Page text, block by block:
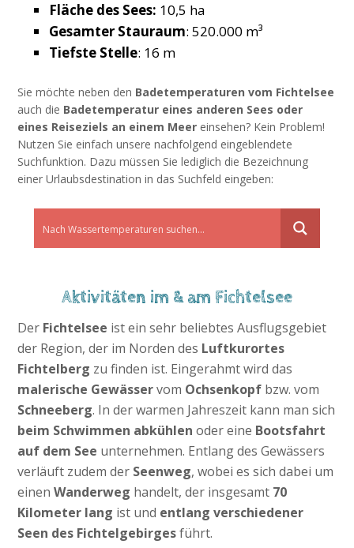
Fläche des Sees: 10,5 ha
Gesamter Stauraum: 520.000 m³
Tiefste Stelle: 16 m
Sie möchte neben den Badetemperaturen vom Fichtelsee
auch die Badetemperatur eines anderen Sees oder
eines Reiseziels an einem Meer einsehen? Kein Problem!
Nutzen Sie einfach unsere nachfolgend eingeblendete
Suchfunktion. Dazu müssen Sie lediglich die Bezeichnung
einer Urlaubsdestination in das Suchfeld eingeben:
Aktivitäten im & am Fichtelsee
Der Fichtelsee ist ein sehr beliebtes Ausflugsgebiet
der Region, der im Norden des Luftkurortes
Fichtelberg zu finden ist. Eingerahmt wird das
malerische Gewässervom Ochsenkopf bzw. vom
Schneeberg. In der warmen Jahreszeit kann man sich
beim Schwimmen abkühlen oder eine Bootsfahrt
auf dem See unternehmen. Entlang des Gewässers
verläuft zudem der Seenweg, wobei es sich dabei um
einenWanderweg handelt, der insgesamt 70
Kilometer lang ist und entlang verschiedener
Seen des Fichtelgebirgesführt.